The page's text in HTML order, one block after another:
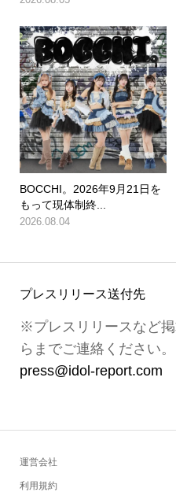
BOCCHI。2026年9月21日を
もって現体制終...
2026.08.04
プレスリリース送付先
※プレスリリースなど
らまでご連絡ください。
press@idol-report.com
運営会社
利用規約